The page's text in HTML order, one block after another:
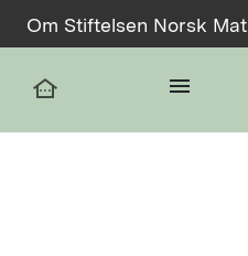
other_houses menu
Om Stiftelsen Norsk Mat
Informasjonskapsler
facebook